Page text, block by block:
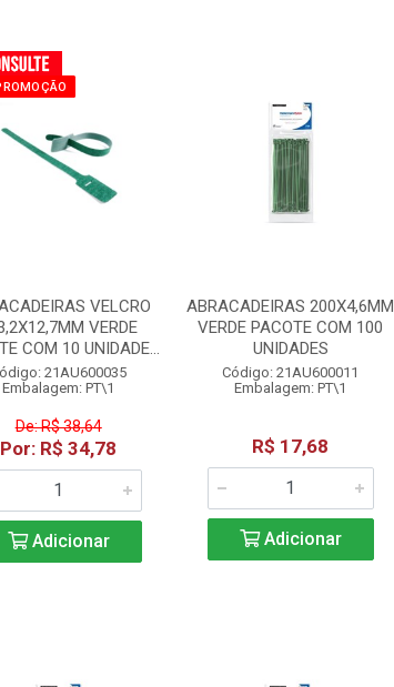
VELCRO
VERDE
COM 10 UNIDADE...
21AU600035
Embalagem: PT\1
De: R$ 38,64
Por: R$ 34,78
Adicionar
ABRACADEIRAS 200X4,6MM
VERDE PACOTE COM 100
UNIDADES
Código: 21AU600011
Embalagem: PT\1
R$ 17,68
Adicionar